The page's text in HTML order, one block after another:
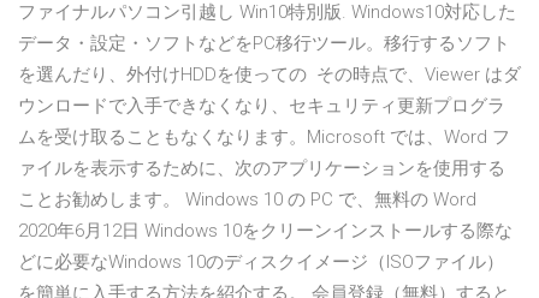
ファイナルパソコン引越し Win10特別版. Windows10対応した
データ・設定・ソフトなどをPC移行ツール。移行するソフト
を選んだり、外付けHDDを使っての その時点で、Viewer はダ
ウンロードで入手できなくなり、セキュリティ更新プログラ
ムを受け取ることもなくなります。Microsoft では、Word フ
ァイルを表示するために、次のアプリケーションを使用する
ことお勧めします。 Windows 10 の PC で、無料の Word
2020年6月12日 Windows 10をクリーンインストールする際な
どに必要なWindows 10のディスクイメージ（ISOファイル）